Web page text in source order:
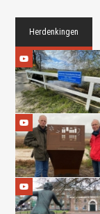
Herdenkingen